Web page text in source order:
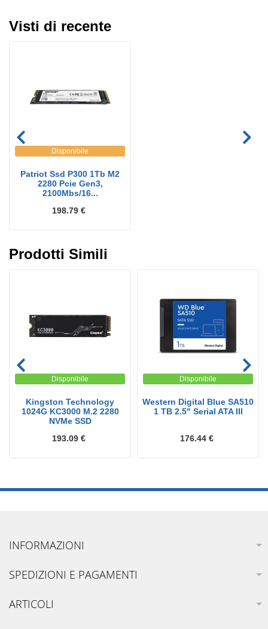
Visti di recente
Disponibile
Patriot Ssd P300 1Tb M2
2280 Pcie Gen3,
2100Mbs/16...
198.79 €
Prodotti Simili
Disponibile
Kingston Technology
1024G KC3000 M.2 2280
NVMe SSD
193.09 €
Disponibile
Western Digital Blue SA510
1 TB 2.5" Serial ATA III
176.44 €
INFORMAZIONI
SPEDIZIONI E PAGAMENTI
ARTICOLI